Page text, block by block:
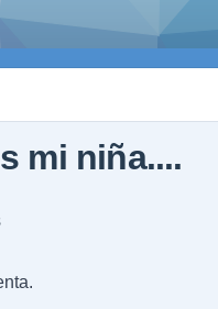
mi niña....